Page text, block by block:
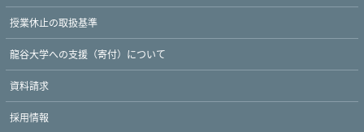
授業休止の取扱基準
龍谷大学への支援（寄付）について
資料請求
採用情報